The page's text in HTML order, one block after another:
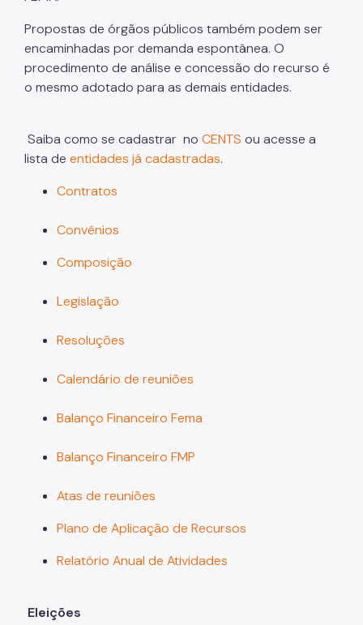
Plano de Ação Climática
Serviços Ambientais
Programas
Legislação
Biblioteca
Ouvidoria Geral
Propostas de órgãos públicos também podem ser
encaminhadas por demanda espontânea. O
procedimento de análise e concessão do recurso é
o mesmo adotado para as demais entidades.
Saiba como se cadastrar no CENTS ou acesse a
lista de entidades já cadastradas.
Contratos
Convênios
Composição
Legislação
Resoluções
Calendário de reuniões
Balanço Financeiro Fema
Balanço Financeiro FMP
Atas de reuniões
Plano de Aplicação de Recursos
Relatório Anual de Atividades
Eleições